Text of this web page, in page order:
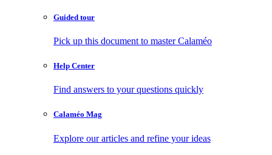
Guided tour
Pick up this document to master Calaméo
Help Center
Find answers to your questions quickly
Calaméo Mag
Explore our articles and refine your ideas